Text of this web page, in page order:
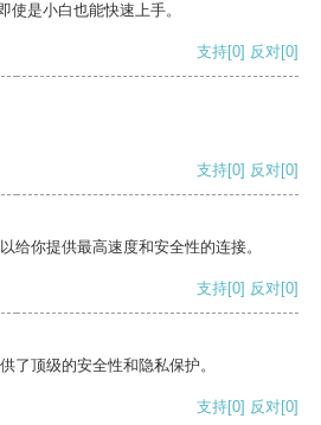
使是小白也能快速上手。
支持[0] 反对[0]
支持[0] 反对[0]
给你提供最高速度和安全性的连接。
支持[0] 反对[0]
了顶级的安全性和隐私保护。
支持[0] 反对[0]